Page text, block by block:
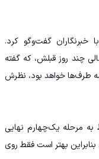
خبرنگاران گفت‌وگو کرد.
چند روز قبلش، که گفته
طرف‌ها خواهد بود، نظرش
مرحله یک‌چهارم نهایی
بهتر است فقط روی